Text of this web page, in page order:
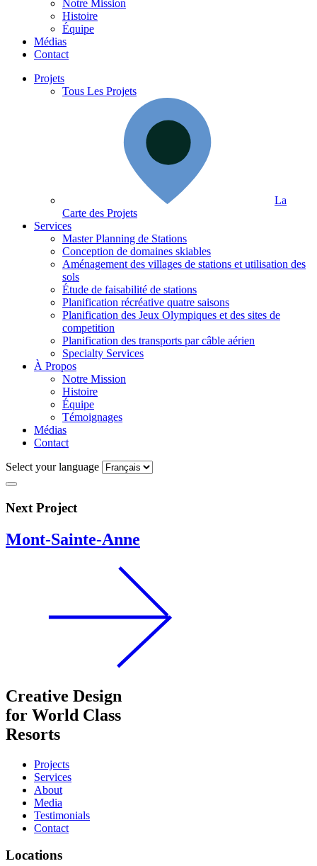
Notre Mission
Histoire
Équipe
Médias
Contact
Projets
Tous Les Projets
La
Carte des Projets
Services
Master Planning de Stations
Conception de domaines skiables
Aménagement des villages de stations et utilisation des
sols
Étude de faisabilité de stations
Planification récréative quatre saisons
Planification des Jeux Olympiques et des sites de
competition
Planification des transports par câble aérien
Specialty Services
À Propos
Notre Mission
Histoire
Équipe
Témoignages
Médias
Contact
Select your language
Next Project
Mont-Sainte-Anne
Creative Design
for World Class
Resorts
Projects
Services
About
Media
Testimonials
Contact
Locations